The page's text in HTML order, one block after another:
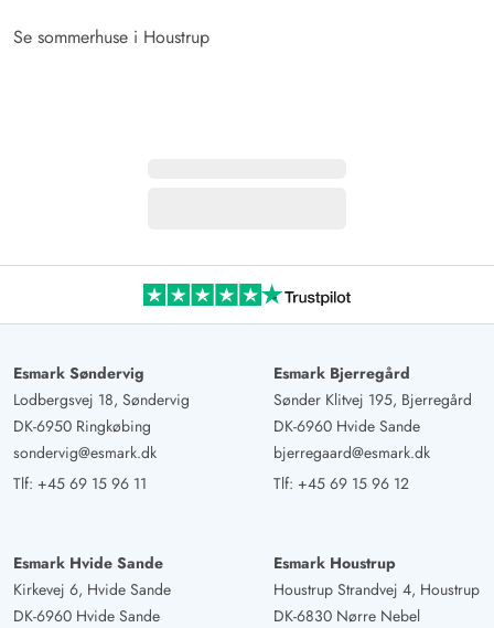
Se sommerhuse i Houstrup
Esmark Søndervig
Lodbergsvej 18, Søndervig
DK-6950 Ringkøbing
sondervig@esmark.dk
Tlf: +45 69 15 96 11
Esmark Bjerregård
Sønder Klitvej 195, Bjerregård
DK-6960 Hvide Sande
bjerregaard@esmark.dk
Tlf: +45 69 15 96 12
Esmark Hvide Sande
Kirkevej 6, Hvide Sande
DK-6960 Hvide Sande
Esmark Houstrup
Houstrup Strandvej 4, Houstrup
DK-6830 Nørre Nebel